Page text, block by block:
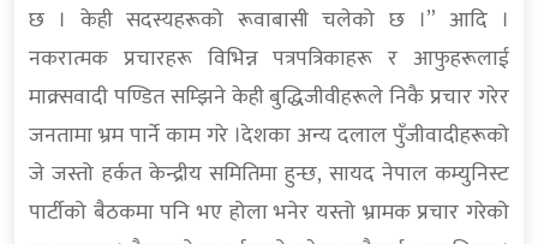
छ । केही सदस्यहरूको रूवाबासी चलेको छ ।” आदि ।
नकरात्मक प्रचारहरू विभिन्न पत्रपत्रिकाहरू र आफुहरूलाई
माक्र्सवादी पण्डित सम्झिने केही बुद्धिजीवीहरूले निकै प्रचार गरेर
जनतामा भ्रम पार्ने काम गरे ।देशका अन्य दलाल पुँजीवादीहरूको
जे जस्तो हर्कत केन्द्रीय समितिमा हुन्छ, सायद नेपाल कम्युनिस्ट
पार्टीको बैठकमा पनि भए होला भनेर यस्तो भ्रामक प्रचार गरेको